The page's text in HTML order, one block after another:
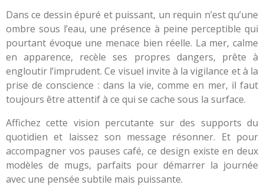
Dans ce dessin épuré et puissant, un requin n’est qu’une
ombre sous l’eau, une présence à peine perceptible qui
pourtant évoque une menace bien réelle. La mer, calme
en apparence, recèle ses propres dangers, prête à
engloutir l’imprudent. Ce visuel invite à la vigilance et à la
prise de conscience : dans la vie, comme en mer, il faut
toujours être attentif à ce qui se cache sous la surface.
Affichez cette vision percutante sur des supports du
quotidien et laissez son message résonner. Et pour
accompagner vos pauses café, ce design existe en deux
modèles de mugs, parfaits pour démarrer la journée
avec une pensée subtile mais puissante.